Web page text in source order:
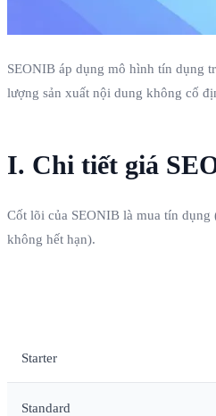
SEONIB áp dụng mô hình tín dụng
lượng sản xuất nội dung không cố
I. Chi tiết giá
Cốt lõi của SEONIB là mua tín
không hết hạn).
Starter
Standard